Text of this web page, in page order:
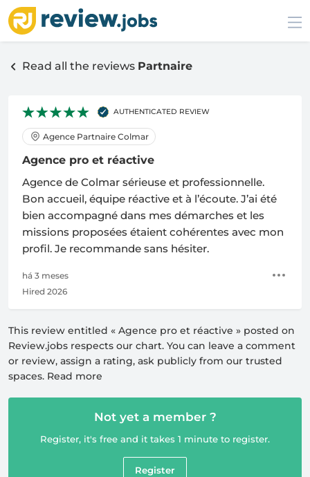
Read all the reviews Partnaire
AUTHENTICATED REVIEW
Agence Partnaire Colmar
Agence pro et réactive
Agence de Colmar sérieuse et professionnelle.
Bon accueil, équipe réactive et à l’écoute. J’ai été
bien accompagné dans mes démarches et les
missions proposées étaient cohérentes avec mon
profil. Je recommande sans hésiter.
há 3 meses
Hired 2026
This review entitled « Agence pro et réactive » posted on
Review.jobs respects our chart. You can leave a comment
or review, assign a rating, ask publicly from our trusted
spaces. Read more
Not yet a member ?
Register, it's free and it takes 1 minute to register.
Register